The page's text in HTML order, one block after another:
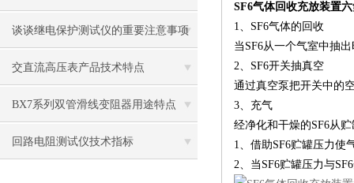
谈谈继电保护测试仪的重要注意事项
交直流高压表产品技术特点
BX7系列双管滑线变阻器用途特点
回路电阻测试仪技术指标
SF6气体回收充放装置
1、SF6气体的回收
当SF6从一个气室中抽
2、SF6开关抽真空
通过真空泵把开关中的
3、充气
经净化和干燥的SF6从
1、借助SF6贮罐压力使
2、当SF6贮罐压力与